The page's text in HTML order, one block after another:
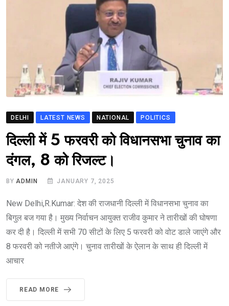
DELHI LATEST NEWS NATIONAL POLITICS
दिल्ली में 5 फरवरी को विधानसभा चुनाव का
दंगल, 8 को रिजल्ट।
BY ADMIN JANUARY 7, 2025
New Delhi,R.Kumar: देश की राजधानी दिल्ली में विधानसभा चुनाव का
बिगुल बज गया है। मुख्य निर्वाचन आयुक्त राजीव कुमार ने तारीखों की घोषणा
कर दी है। दिल्ली में सभी 70 सीटों के लिए 5 फरवरी को वोट डाले जाएंगे और
8 फरवरी को नतीजे आएंगे। चुनाव तारीखों के ऐलान के साथ ही दिल्ली में
आचार
READ MORE